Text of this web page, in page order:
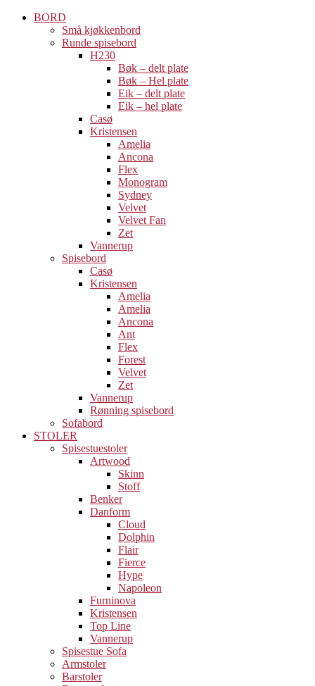
BORD
Små kjøkkenbord
Runde spisebord
H230
Bøk – delt plate
Bøk – Hel plate
Eik – delt plate
Eik – hel plate
Casø
Kristensen
Amelia
Ancona
Flex
Monogram
Sydney
Velvet
Velvet Fan
Zet
Vannerup
Spisebord
Casø
Kristensen
Amelia
Amelia
Ancona
Ant
Flex
Forest
Velvet
Zet
Vannerup
Rønning spisebord
Sofabord
STOLER
Spisestuestoler
Artwood
Skinn
Stoff
Benker
Danform
Cloud
Dolphin
Flair
Fierce
Hype
Napoleon
Furninova
Kristensen
Top Line
Vannerup
Spisestue Sofa
Armstoler
Barstoler